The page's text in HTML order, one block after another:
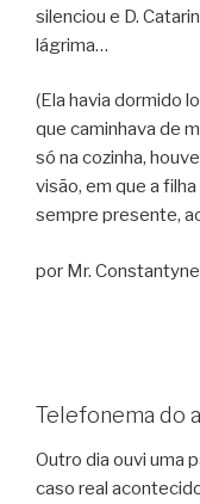
silenciou e D.
lágrima…
(Ela havia dormido
que caminhava de
só na cozinha,
visão, em que a
sempre presente,
por Mr. Constantyne
Telefonema do
Outro dia ouvi uma
caso real